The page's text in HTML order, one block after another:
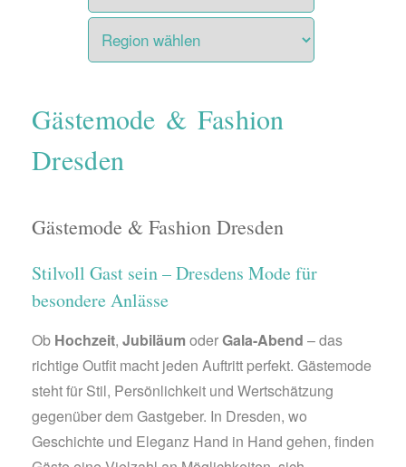
Gästemode & Fashion
Dresden
Gästemode & Fashion Dresden
Stilvoll Gast sein – Dresdens Mode für
besondere Anlässe
Ob Hochzeit, Jubiläum oderGala-Abend – das
richtige Outfit macht jeden Auftritt perfekt. Gästemode
steht für Stil, Persönlichkeit und Wertschätzung
gegenüber dem Gastgeber. In Dresden, wo
Geschichte und Eleganz Hand in Hand gehen, finden